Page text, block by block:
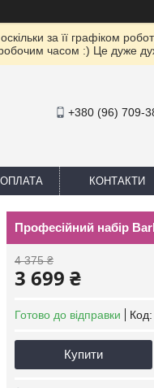
за її графіком
часом :) Це дуже
+380 (96) 709-
КОНТАКТИ
Професійний набір
4 375 ₴
3 699 ₴
Готово до відправки Код:
Купити